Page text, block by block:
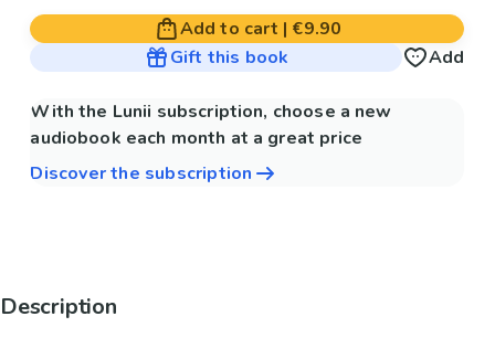
Add to cart | €9.90
Gift this book
Add
With the Lunii subscription, choose a new
audiobook each month at a great price
Discover the subscription
Description